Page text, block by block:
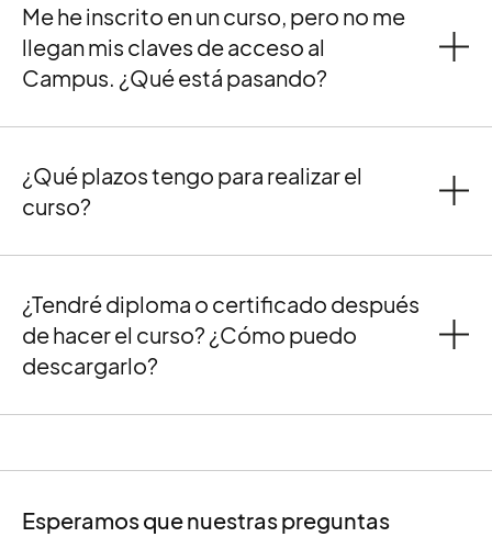
Me he inscrito en un curso, pero no me
llegan mis claves de acceso al
Campus. ¿Qué está pasando?
¿Qué plazos tengo para realizar el
curso?
¿Tendré diploma o certificado después
de hacer el curso? ¿Cómo puedo
descargarlo?
Esperamos que nuestras preguntas